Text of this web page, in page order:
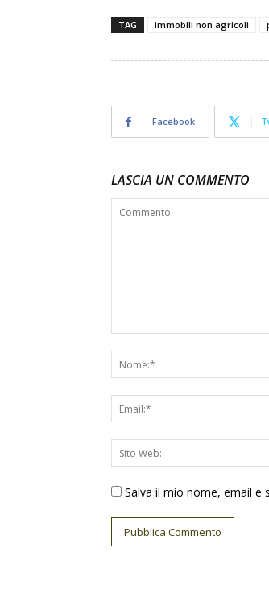
TAG immobili non agricoli
Facebook
LASCIA UN COMMENTO
Salva il mio nome, email e